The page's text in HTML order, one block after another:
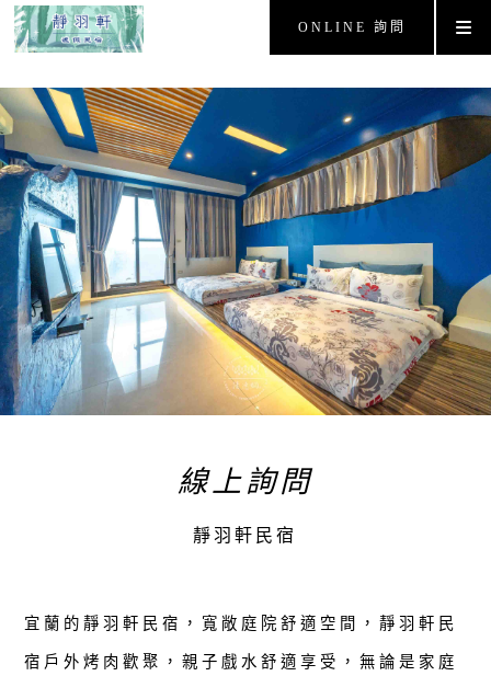
ONLINE 詢問
線上詢問
靜羽軒民宿
宜蘭的靜羽軒民宿，寬敞庭院舒適空間，靜羽軒民
宿戶外烤肉歡聚，親子戲水舒適享受，無論是家庭